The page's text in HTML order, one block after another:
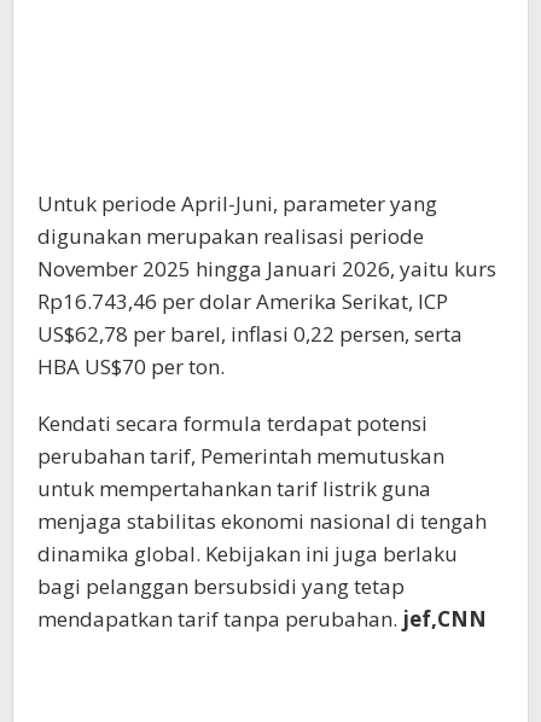
Untuk periode April-Juni, parameter yang
digunakan merupakan realisasi periode
November 2025 hingga Januari 2026, yaitu kurs
Rp16.743,46 per dolar Amerika Serikat, ICP
US$62,78 per barel, inflasi 0,22 persen, serta
HBA US$70 per ton.
Kendati secara formula terdapat potensi
perubahan tarif, Pemerintah memutuskan
untuk mempertahankan tarif listrik guna
menjaga stabilitas ekonomi nasional di tengah
dinamika global. Kebijakan ini juga berlaku
bagi pelanggan bersubsidi yang tetap
mendapatkan tarif tanpa perubahan. jef,CNN